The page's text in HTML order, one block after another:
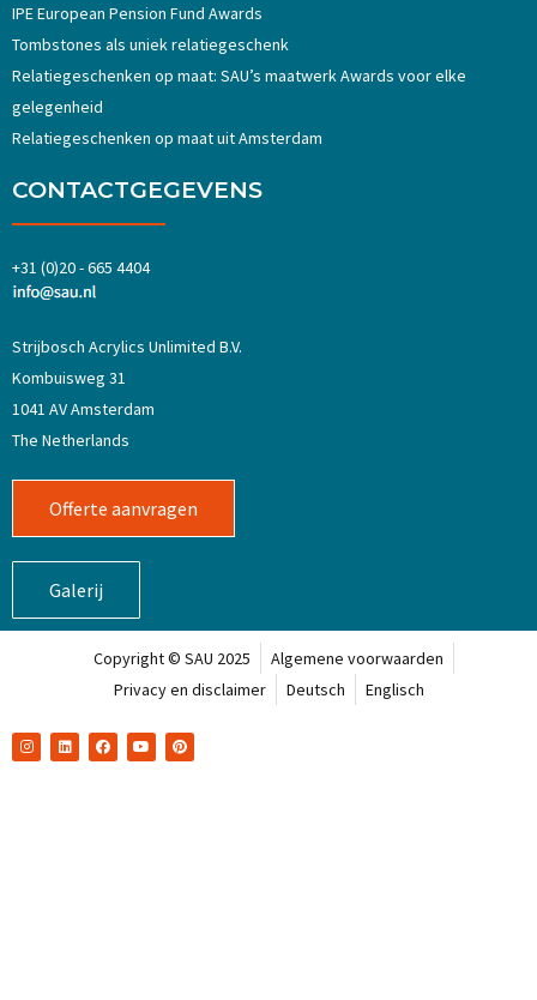
IPE European Pension Fund Awards
Tombstones als uniek relatiegeschenk
Relatiegeschenken op maat: SAU’s maatwerk Awards voor elke
gelegenheid
Relatiegeschenken op maat uit Amsterdam
CONTACTGEGEVENS
+31 (0)20 - 665 4404
Strijbosch Acrylics Unlimited B.V.
Kombuisweg 31
1041 AV Amsterdam
The Netherlands
Offerte aanvragen
Galerij
Copyright © SAU 2025
Algemene voorwaarden
Privacy en disclaimer
Deutsch Englisch